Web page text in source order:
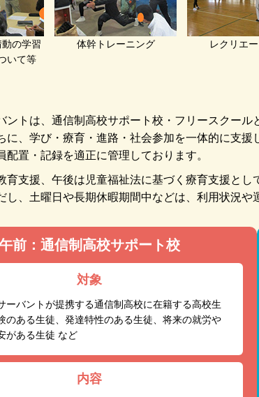
の学習
いて等
体幹トレーニング レクリエ
ントは、通信制高校サポート校・フリースクー
に、学び・療育・進路・社会参加を一体的に支
配置・記録を適正に管理しております。
育支援、午後は児童福祉法に基づく療育支援と
し、土曜日や長期休暇期間中などは、利用状況
前：通信制高校サポート校
対象
ーバントが提携する通信制高校に在籍する高校生
のある生徒、発達特性のある生徒、将来の就労や
がある生徒 など
内容